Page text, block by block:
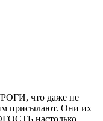
что даже не
присылают. Они их